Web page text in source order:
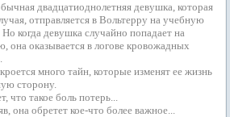
двадцатиоднолетняя девушка, которая
отправляется в Вольтерру на учебную
Но когда девушка случайно попадает на
она оказывается в логове кровожадных
много тайн, которые изменят ее жизнь
сторону.
что такое боль потерь...
она обретет кое-что более важное...